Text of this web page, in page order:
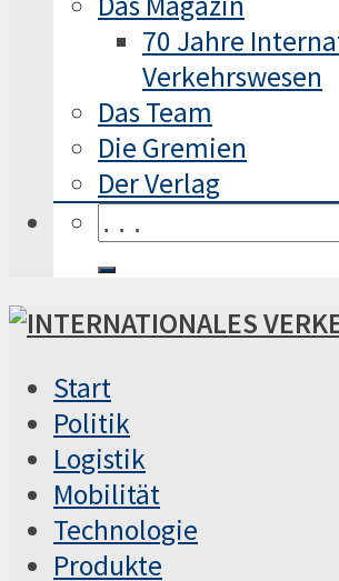
70 Jahre
Verkehrswesen
Das Team
Die Gremien
Der Verlag
Start
Politik
Logistik
Mobilität
Technologie
Produkte